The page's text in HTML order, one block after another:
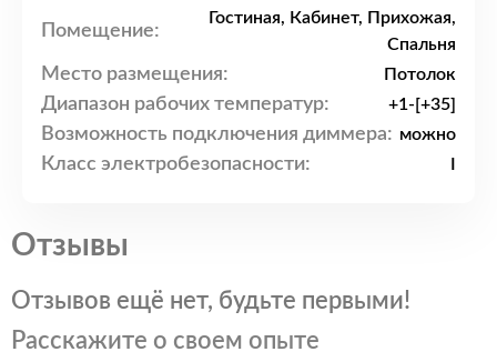
Помещение:
Гостиная, Кабинет, Прихожая,
Спальня
Место размещения: Потолок
Диапазон рабочих температур: +1-[+35]
Возможность подключения диммера: можно
Класс электробезопасности:
Отзывы
Отзывов ещё нет, будьте первыми!
Расскажите о своем опыте